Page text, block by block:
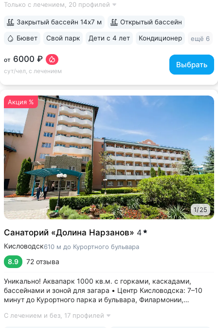
лестницы и входа в Курортный парк • Территория 3,2 га
Только с лечением, 20 профилей
от 6000 ₽
сут/чел, с лечением
Выбрать
Закрытый бассейн 14х7 м Открытый бассейн
Бювет Свой парк Дети с 4 лет Кондиционер ещё 6
Акция %
1/25
Санаторий «Долина Нарзанов» 4
Кисловодск610 м до Курортного бульвара
8.9 72 отзыва
Уникально! Аквапарк 1000 кв.м. с горками, каскадами,
бассейнами и зоной для загара • Центр Кисловодска: 7–10
минут до Курортного парка и бульвара, Филармонии,
курортов: «Ессентуки-4» и «Славяновская» (Железноводск).
С лечением и без, 17 профилей